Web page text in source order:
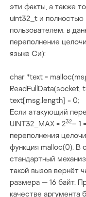
эти факты, а также
uint32_t и полностью
пользователем, в
переполнение
языке Си):
char *text =
ReadFullData(socket,
text[msg.length] = 0;
Если атакующий
UINT32_MAX = 232– 1
переполнения
функция malloc(0). В
стандартный
такой вызов вернёт
размера — 16 байт.
качестве аргумента